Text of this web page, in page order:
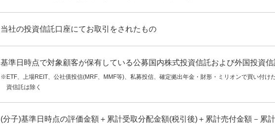
当社の投資信託口座にてお取引をされたもの
基準日時点で対象顧客が保有している公募国内株式投資信託および外国投資信
※ETF、上場REIT、公社債投信(MRF、MMF等)、私募投信、確定拠出年金・財形・ミリオンで買い付け
資信託は除く
(分子)基準日時点の評価金額＋累計受取分配金額(税引後)＋累計売付金額－累計